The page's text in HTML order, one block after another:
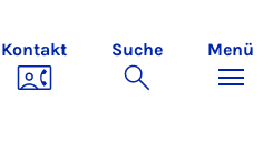
Kontakt Suche Menü